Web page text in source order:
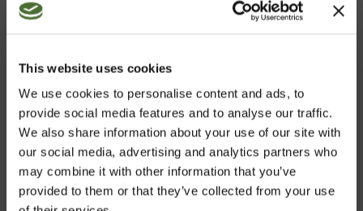
This website uses cookies
We use cookies to personalise content and ads, to
provide social media features and to analyse our traffic.
We also share information about your use of our site with
our social media, advertising and analytics partners who
may combine it with other information that you’ve
provided to them or that they’ve collected from your use